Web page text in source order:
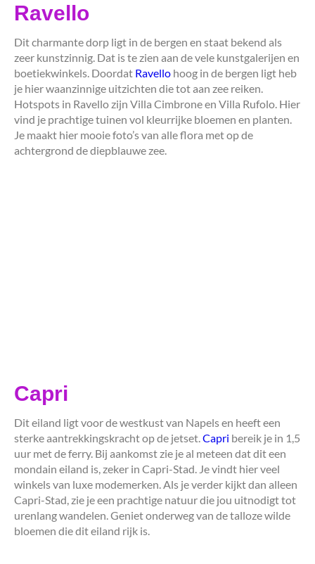
Ravello
Dit charmante dorp ligt in de bergen en staat bekend als
zeer kunstzinnig. Dat is te zien aan de vele kunstgalerijen en
boetiekwinkels. Doordat Ravello hoog in de bergen ligt heb
je hier waanzinnige uitzichten die tot aan zee reiken.
Hotspots in Ravello zijn Villa Cimbrone en Villa Rufolo. Hier
vind je prachtige tuinen vol kleurrijke bloemen en planten.
Je maakt hier mooie foto’s van alle flora met op de
achtergrond de diepblauwe zee.
Capri
Dit eiland ligt voor de westkust van Napels en heeft een
sterke aantrekkingskracht op de jetset.Capri bereik je in 1,5
uur met de ferry. Bij aankomst zie je al meteen dat dit een
mondain eiland is, zeker in Capri-Stad. Je vindt hier veel
winkels van luxe modemerken. Als je verder kijkt dan alleen
Capri-Stad, zie je een prachtige natuur die jou uitnodigt tot
urenlang wandelen. Geniet onderweg van de talloze wilde
bloemen die dit eiland rijk is.